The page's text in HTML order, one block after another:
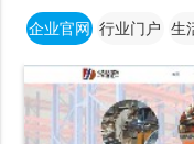
企业官网 行业门户 生